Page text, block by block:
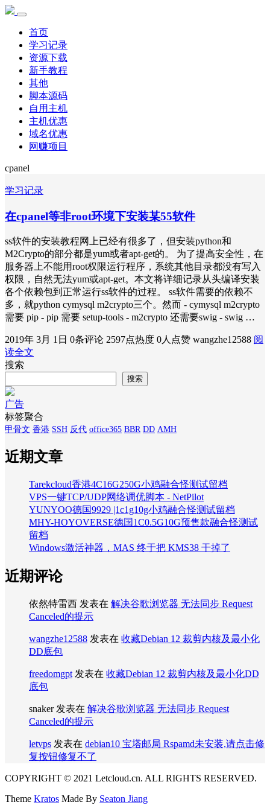
首页
学习记录
资源下载
新手教程
其他
脚本源码
自用主机
主机优惠
域名优惠
网赚项目
cpanel
学习记录
在cpanel等非root环境下安装某55软件
ss软件的安装教程网上已经有很多了，但安装python和
M2Crypto的部分都是yum或者apt-get的。 为了提高安全性，在
服务器上不能用root权限运行程序，系统其他目录都没有写入
权限，自然无法yum或apt-get。本文将详细记录从头编译安装
各个依赖包到正常运行ss软件的过程。 ss软件需要的依赖不
多，就python cymysql m2crypto三个。然而 - cymysql m2crypto
需要 pip - pip 需要 setup-tools - m2crypto 还需要swig - swig …
2019年 3月 1日 0条评论 2597点热度 0人点赞 wangzhe12588 阅
读全文
搜索
搜索
广告
标签聚合
甲骨文 香港 SSH 反代 office365 BBR DD AMH
近期文章
Tarekcloud香港4C16G250G小鸡融合怪测试留档
VPS一键TCP/UDP网络调优脚本 - NetPilot
YUNYOO德国9929 |1c1g10g小鸡融合怪测试留档
MHY-HOYOVERSE德国1C0.5G10G预售款融合怪测试
留档
Windows激活神器，MAS 终于把 KMS38 干掉了
近期评论
依然特雷西 发表在 解决谷歌浏览器 无法同步 Request
Canceled的提示
wangzhe12588 发表在 收藏Debian 12 裁剪内核及最小化
DD底包
freedomgpt 发表在 收藏Debian 12 裁剪内核及最小化DD
底包
snaker发表在 解决谷歌浏览器 无法同步 Request
Canceled的提示
letvps 发表在 debian10 宝塔邮局 Rspamd未安装,请点击修
复按钮修复不了
COPYRIGHT © 2021 Letcloud.cn. ALL RIGHTS RESERVED.
Theme Kratos Made By Seaton Jiang